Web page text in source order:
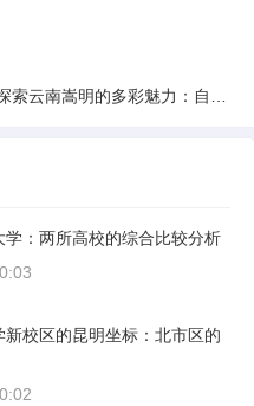
学：两所高校的综合比较分析
校区的昆明坐标：北市区的